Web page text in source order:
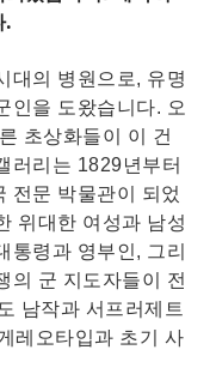
.
대의 병원으로, 유명
인을 도왔습니다. 오
초상화들이 이 건
러리는 1829년부터
전문 박물관이 되었
위대한 여성과 남성
통령과 영부인, 그리
의 군 지도자들이 전
남작과 서프러제트
레오타입과 초기 사